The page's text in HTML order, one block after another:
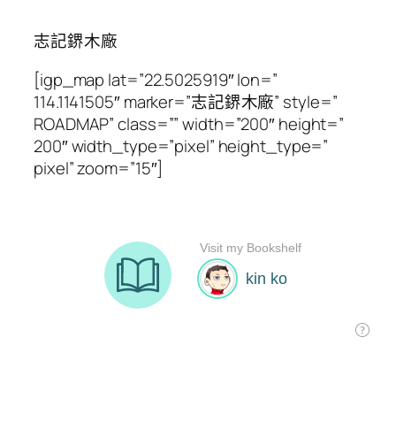
志記鎅木廠
[igp_map lat=”22.5025919″ lon=”
114.1141505″ marker=”志記鎅木廠” style=”
ROADMAP” class=”” width=”200″ height=”
200″ width_type=”pixel” height_type=”
pixel” zoom=”15″]